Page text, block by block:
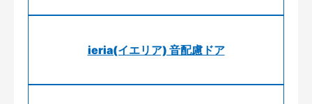
ieria(イエリア) 音配慮ドア